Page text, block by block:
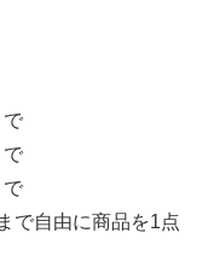
で自由に商品を1点